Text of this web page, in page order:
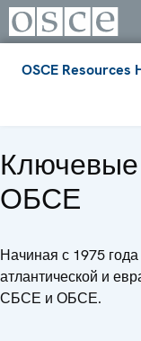
OSCE Resources
ОБСЕ
Начиная с 1975
атлантической и
СБСЕ и ОБСЕ.